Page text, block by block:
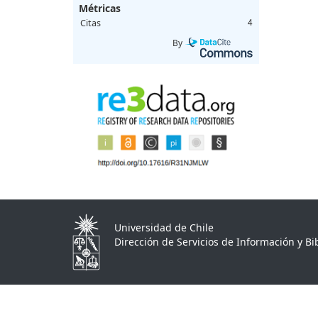
Métricas
Citas 4
By
Universidad de Chile
Dirección de Servicios de Información y